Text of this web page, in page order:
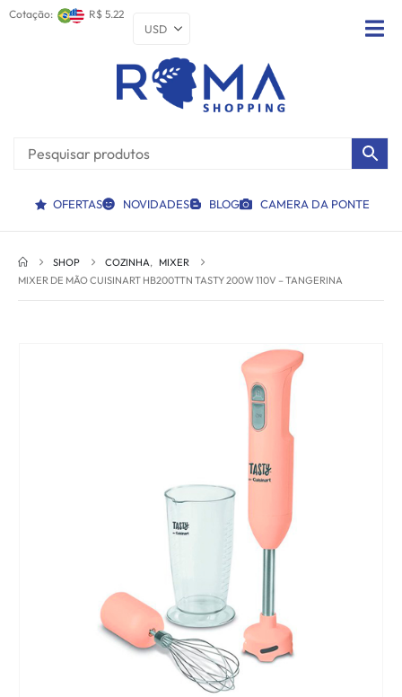
Cotação: R$ 5.22
OFERTAS NOVIDADES BLOG CAMERA DA PONTE
SHOP COZINHA, MIXER
MIXER DE MÃO CUISINART HB200TTN TASTY 200W 110V – TANGERINA